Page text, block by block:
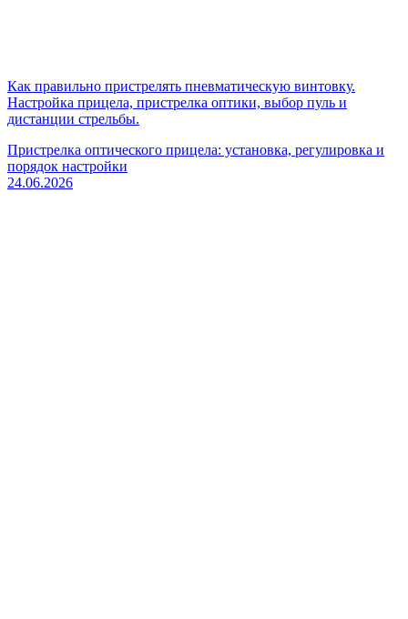
Как правильно пристрелять пневматическую винтовку.
Настройка прицела, пристрелка оптики, выбор пуль и
дистанции стрельбы.
Пристрелка оптического прицела: установка, регулировка и
порядок настройки
24.06.2026